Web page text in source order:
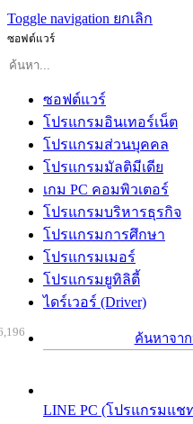
Toggle navigation ยกเลิก
ซอฟต์แวร์
ซอฟต์แวร์
โปรแกรมอินเทอร์เน็ต
โปรแกรมส่วนบุคคล
โปรแกรมมัลติมีเดีย
เกม PC คอมพิวเตอร์
โปรแกรมบริหารธุรกิจ
โปรแกรมการศึกษา
โปรแกรมเมอร์
โปรแกรมยูทิลิตี้
ไดร์เวอร์ (Driver)
ค้นหาจา
LINE PC (โปรแกรมแช